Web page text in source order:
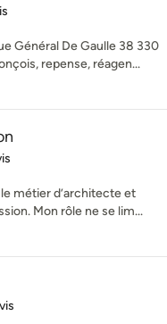
sur 5
Général De Gaulle 38 330
repense, réagen...
sur 5
le métier d’architecte et
Mon rôle ne se lim...
sur 5